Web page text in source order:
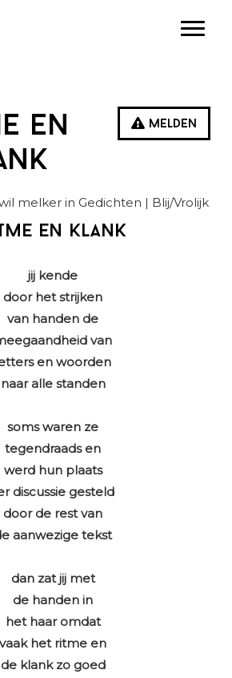
Melden
en
melker in Gedichten | Blij/Vrolijk
en klank
jij kende
door het strijken
van handen de
van
en woorden
naar alle standen
soms waren ze
tegendraads en
werd hun plaats
discussie gesteld
door de rest van
aanwezige tekst
dan zat jij met
de handen in
het haar omdat
vaak het ritme en
de klank zo goed